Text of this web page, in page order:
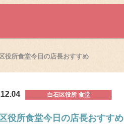
役所食堂今日の店長おすすめ
白石区役所 食堂
役所食堂今日の店長おすすめ